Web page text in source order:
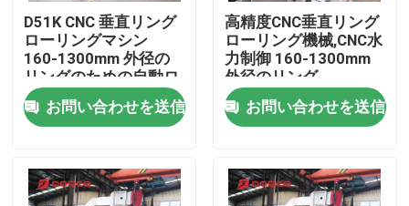
ホーム
D51K CNC 垂直リング
ローリングマシン
160-1300mm 外径の
リングのための自動ロ
ード,ローリング,卸荷
および高精度 CNC シ
ステム
お問い合わせを送信
高精度CNC垂直リング
ローリング機械,CNC水
力制御 160-1300mm
外径のリング
お問い合わせを送信